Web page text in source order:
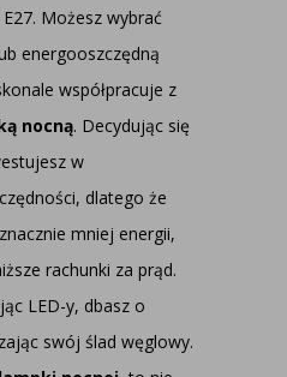
Możesz wybrać
energooszczędną
współpracuje z
nocną. Decydując się
w
dlatego że
mniej energii,
rachunki za prąd.
LED-y, dbasz o
swój ślad węglowy.